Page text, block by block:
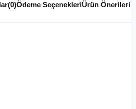
(0)Ödeme SeçenekleriÜrün Önerileri